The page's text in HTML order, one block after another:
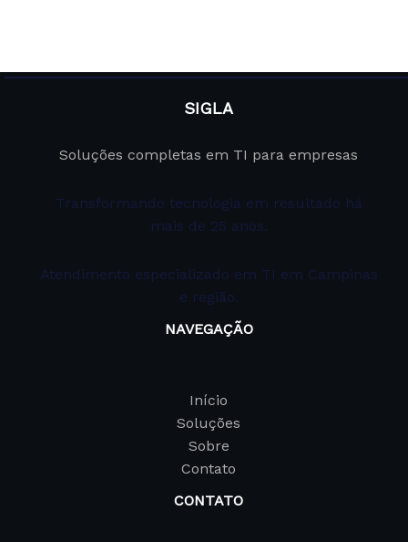
SIGLA
Soluções completas em TI para empresas
Transformando tecnologia em resultado há
mais de 25 anos.
Atendimento especializado em TI em Campinas
e região.
NAVEGAÇÃO
Início
Soluções
Sobre
Contato
CONTATO